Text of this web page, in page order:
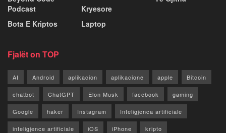
Podcast
Bota E Kriptos
Kryesore
Laptop
Fjalët on TOP
AI Android aplikacion aplikacione apple Bitcoin
chatbot ChatGPT Elon Musk facebook gaming
Google haker Instagram Inteligjenca artificiale
inteligjence artificiale iOS iPhone kripto